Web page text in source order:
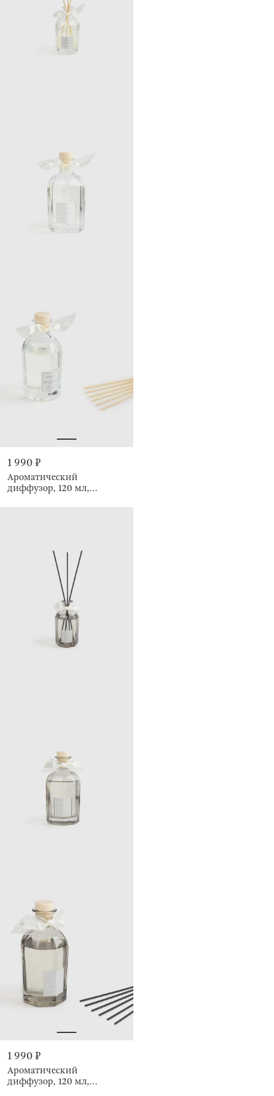
1 990 ₽
Ароматический
диффузор, 120 мл,
1 990 ₽
Ароматический
диффузор, 120 мл,